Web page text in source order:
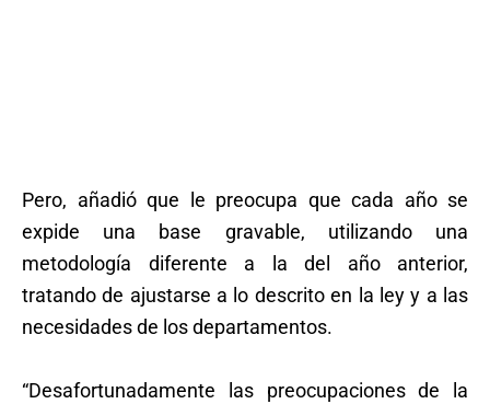
Pero, añadió que le preocupa que cada año se
expide una base gravable, utilizando una
metodología diferente a la del año anterior,
tratando de ajustarse a lo descrito en la ley y a las
necesidades de los departamentos.
“Desafortunadamente las preocupaciones de la